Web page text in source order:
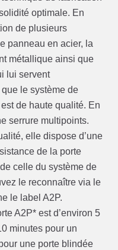
optimale. En
de plusieurs
panneau en acier, la
métallique ainsi que
lui servent
le système de
de haute qualité. En
serrure multipoints.
elle dispose d’une
de la porte
celle du système de
le reconnaître via le
le label A2P.
A2P* est d’environ 5
minutes pour un
une porte blindée